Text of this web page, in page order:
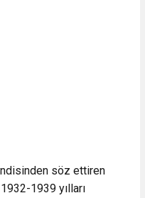
söz ettiren
1939 yılları